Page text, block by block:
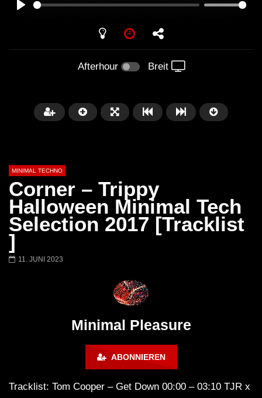
Afterhour Breit
03:28
Ricardo Villalobos @ Stereo,
Montreal (June 2017)
01:00:35
MINIMAL TECHNO
Corner – Trippy
Halloween Minimal Tech
Selection 2017 [Tracklist
]
11. JUNI 2023
Minimal Pleasure
ABONNIEREN
Tracklist: Tom Cooper – Get Down 00:00 – 03:10 TJR x